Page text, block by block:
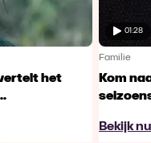
het
01:28
Familie
Kom
Bekijk